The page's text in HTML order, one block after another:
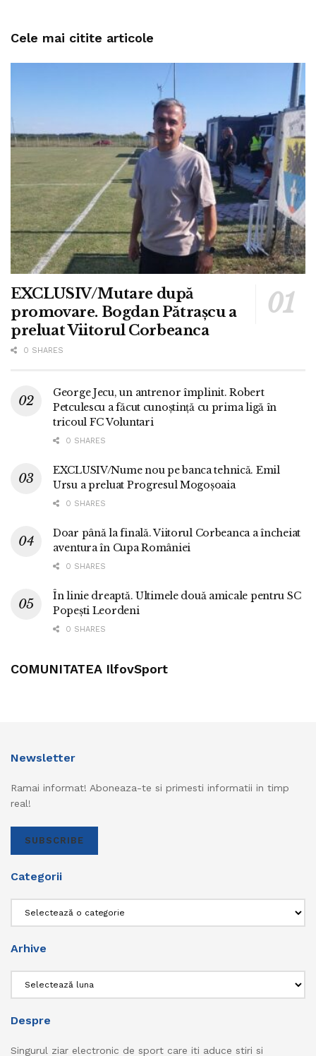
Cele mai citite articole
EXCLUSIV/Mutare după
promovare. Bogdan Pătrașcu a
preluat Viitorul Corbeanca
0 SHARES
George Jecu, un antrenor împlinit. Robert
Petculescu a făcut cunoștință cu prima ligă în
tricoul FC Voluntari
0 SHARES
EXCLUSIV/Nume nou pe banca tehnică. Emil
Ursu a preluat Progresul Mogoșoaia
0 SHARES
Doar până la finală. Viitorul Corbeanca a încheiat
aventura în Cupa României
0 SHARES
În linie dreaptă. Ultimele două amicale pentru SC
Popești Leordeni
0 SHARES
COMUNITATEA IlfovSport
Newsletter
Ramai informat! Aboneaza-te si primesti informatii in timp
real!
SUBSCRIBE
Categorii
Arhive
Despre
Singurul ziar electronic de sport care iti aduce stiri si